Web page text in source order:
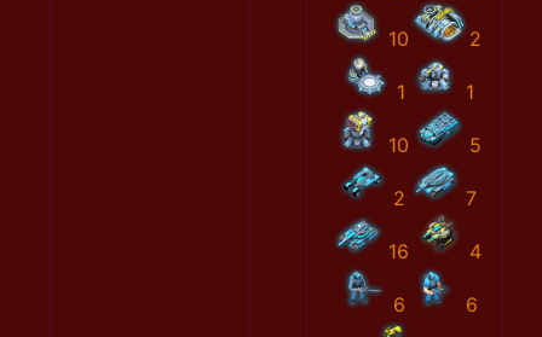
10 2
1 1
10 5
2 7
16 4
6 6